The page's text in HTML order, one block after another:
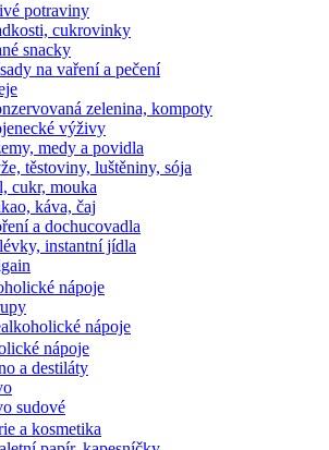
potraviny
cukrovinky
snacky
na vaření a pečení
zelenina, kompoty
výživy
medy a povidla
těstoviny, luštěniny, sója
cukr, mouka
káva, čaj
a dochucovadla
instantní jídla
nápoje
nápoje
nápoje
a destiláty
sudové
a kosmetika